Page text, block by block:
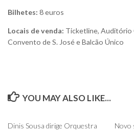
Bilhetes: 8 euros
Locais de venda: Ticketline, Auditório
Convento de S. José e Balcão Único
YOU MAY ALSO LIKE...
Dinis Sousa dirige Orquestra
Novo